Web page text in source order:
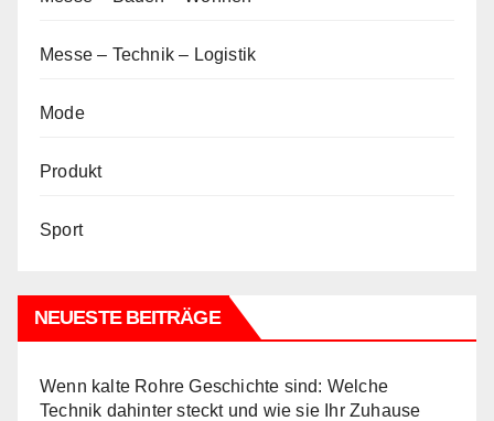
Messe – Technik – Logistik
Mode
Produkt
Sport
NEUESTE BEITRÄGE
Wenn kalte Rohre Geschichte sind: Welche
Technik dahinter steckt und wie sie Ihr Zuhause